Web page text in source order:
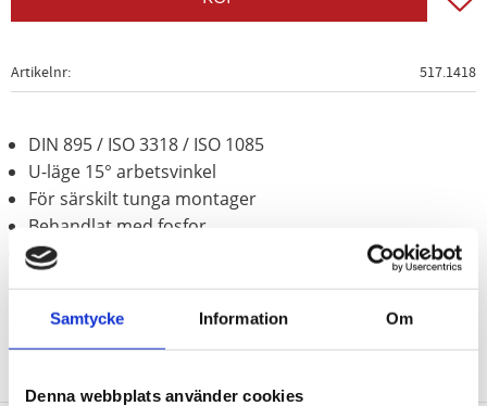
Samtycke Information Om
Denna webbplats använder cookies
Artikelnr 517.1418
DIN 895 / ISO 3318 / ISO 1085
U-läge 15° arbetsvinkel
För särskilt tunga montager
Behandlat med fosfor
Krom vanadium